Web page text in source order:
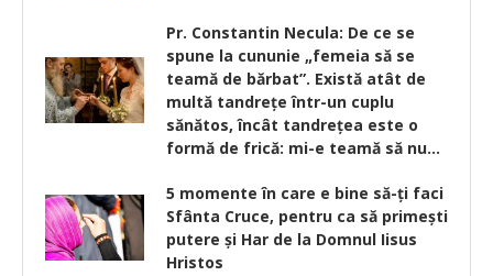
Pr. Constantin Necula: De ce se
spune la cununie „femeia să se
teamă de bărbat”. Există atât de
multă tandrețe într-un cuplu
sănătos, încât tandrețea este o
formă de frică: mi-e teamă să nu…
5 momente în care e bine să-ţi faci
Sfânta Cruce, pentru ca să primeşti
putere şi Har de la Domnul Iisus
Hristos